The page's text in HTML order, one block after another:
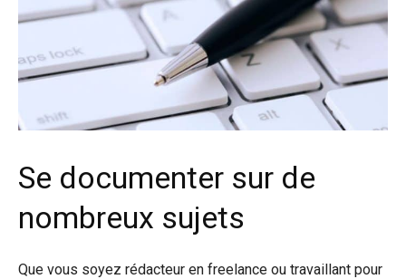
Se documenter sur de
nombreux sujets
Que vous soyez rédacteur en freelance ou travaillant pour